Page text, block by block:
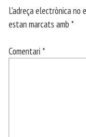
L'adreça electrònica no
estan marcats amb *
Comentari *